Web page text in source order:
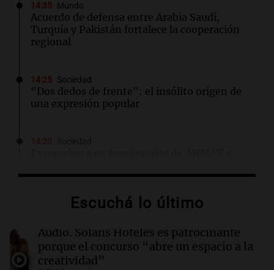
14:35 Mundo
Acuerdo de defensa entre Arabia Saudí,
Turquía y Pakistán fortalece la cooperación
regional
14:25 Sociedad
"Dos dedos de frente": el insólito origen de
una expresión popular
Mundo
en la 7ma etapa y asume el liderazgo del Tour
de Francia femenino
Escuchá lo último
Audio. Solans Hoteles es patrocinante
porque el concurso “abre un espacio a la
creatividad”